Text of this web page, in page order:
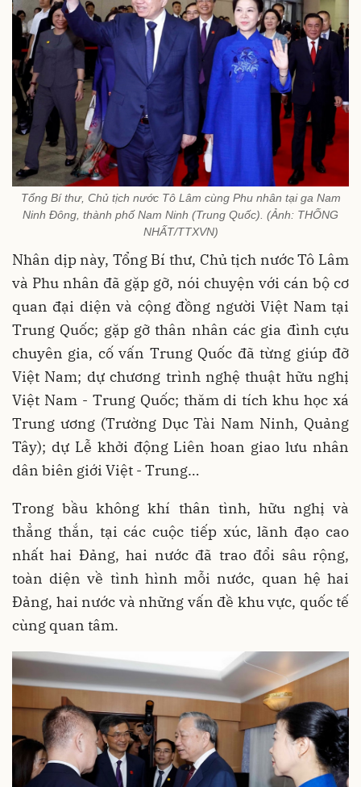
Tổng Bí thư, Chủ tịch nước Tô Lâm cùng Phu nhân tại ga Nam
Ninh Đông, thành phố Nam Ninh (Trung Quốc). (Ảnh: THỐNG
NHẤT/TTXVN)
Nhân dịp này, Tổng Bí thư, Chủ tịch nước Tô Lâm
và Phu nhân đã gặp gỡ, nói chuyện với cán bộ cơ
quan đại diện và cộng đồng người Việt Nam tại
Trung Quốc; gặp gỡ thân nhân các gia đình cựu
chuyên gia, cố vấn Trung Quốc đã từng giúp đỡ
Việt Nam; dự chương trình nghệ thuật hữu nghị
Việt Nam - Trung Quốc; thăm di tích khu học xá
Trung ương (Trường Dục Tài Nam Ninh, Quảng
Tây); dự Lễ khởi động Liên hoan giao lưu nhân
dân biên giới Việt - Trung…
Trong bầu không khí thân tình, hữu nghị và
thẳng thắn, tại các cuộc tiếp xúc, lãnh đạo cao
nhất hai Đảng, hai nước đã trao đổi sâu rộng,
toàn diện về tình hình mỗi nước, quan hệ hai
Đảng, hai nước và những vấn đề khu vực, quốc tế
cùng quan tâm.